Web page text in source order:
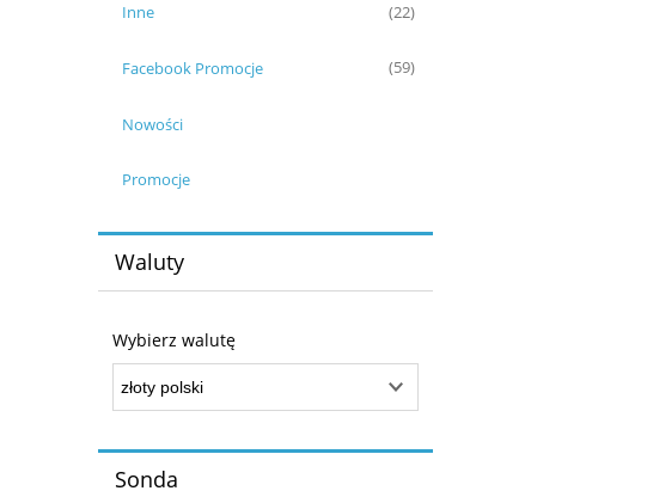
Inne (22)
Facebook Promocje (59)
Nowości
Promocje
Waluty
Wybierz walutę
Sonda